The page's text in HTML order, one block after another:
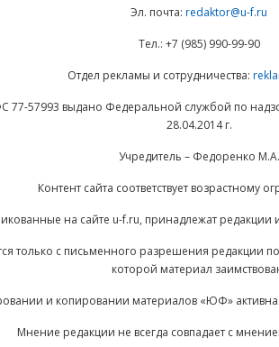
Эл. почта: redaktor@u-f.ru
Тел.: +7 (985) 990-99-90
Отдел рекламы и сотрудничества:
77-57993 выдано Федеральной службой по
28.04.2014 г.
Учредитель – Федоренко М.А.
Контент сайта соответствует возрастному
на сайте u-f.ru, принадлежат редакции
только с письменного разрешения редакции
которой материал
и копировании материалов «ЮФ»
Мнение редакции не всегда совпадает с